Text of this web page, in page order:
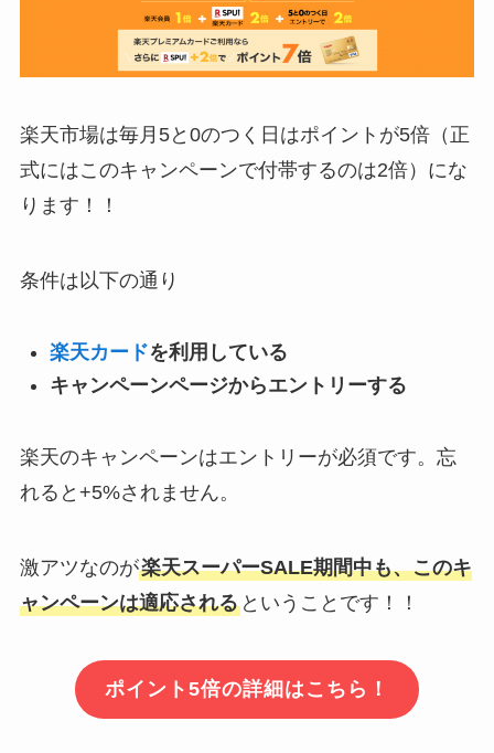
楽天市場は毎月5と0のつく日はポイントが5倍（正
式にはこのキャンペーンで付帯するのは2倍）にな
ります！！
条件は以下の通り
楽天カードを利用している
キャンペーンページからエントリーする
楽天のキャンペーンはエントリーが必須です。忘
れると+5%されません。
激アツなのが楽天スーパーSALE期間中も、このキ
ャンペーンは適応されるということです！！
ポイント5倍の詳細はこちら！